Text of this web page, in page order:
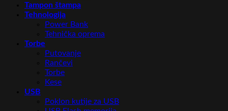
Tampon štampa
Tehnologija
Power Bank
Tehnička oprema
Torbe
Putovanje
Rančevi
Torbe
Kese
USB
Poklon kutije za USB